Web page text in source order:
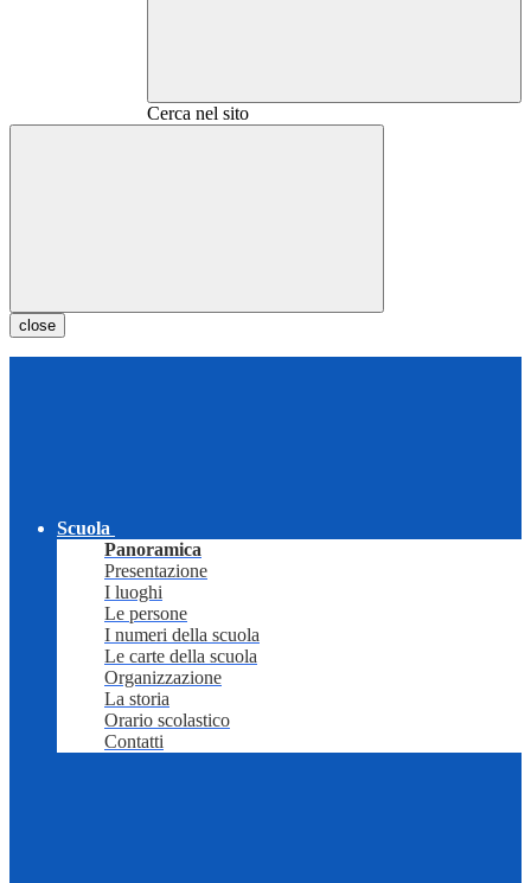
Cerca nel sito
close
Scuola
Panoramica
Presentazione
I luoghi
Le persone
I numeri della scuola
Le carte della scuola
Organizzazione
La storia
Orario scolastico
Contatti